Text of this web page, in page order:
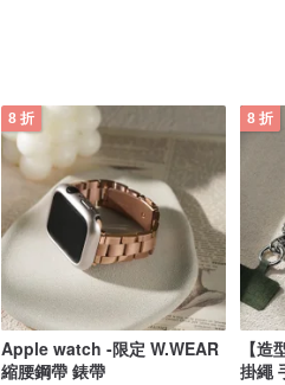
8 折
Apple watch -限定 W.WEAR
縮腰鋼帶 錶帶
8 折
【
掛繩